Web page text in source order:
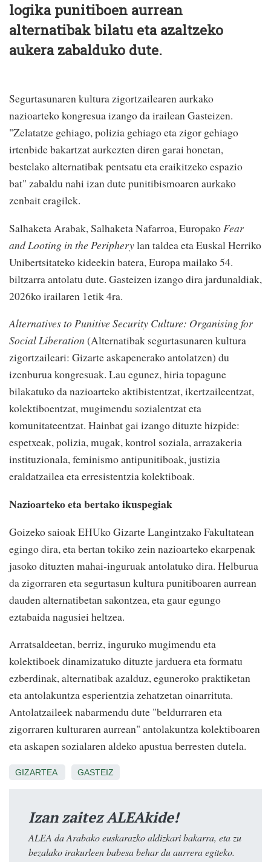
logika punitiboen aurrean
alternatibak bilatu eta azaltzeko
aukera zabalduko dute.
Segurtasunaren kultura zigortzailearen aurkako
nazioarteko kongresua izango da irailean Gasteizen.
"Zelatatze gehiago, polizia gehiago eta zigor gehiago
irtenbide bakartzat aurkezten diren garai honetan,
bestelako alternatibak pentsatu eta eraikitzeko espazio
bat" zabaldu nahi izan dute punitibismoaren aurkako
zenbait eragilek.
Salhaketa Arabak, Salhaketa Nafarroa, EuropakoFear
and Looting in the Peripherylan taldea eta Euskal Herriko
Unibertsitateko kideekin batera, Europa mailako 54.
biltzarra antolatu dute. Gasteizen izango dira jardunaldiak,
2026ko irailaren 1etik 4ra.
Alternatives to Punitive Security Culture: Organising for
Social Liberation (Alternatibak segurtasunaren kultura
zigortzaileari: Gizarte askapenerako antolatzen) du
izenburua kongresuak. Lau egunez, hiria topagune
bilakatuko da nazioarteko aktibistentzat, ikertzaileentzat,
kolektiboentzat, mugimendu sozialentzat eta
komunitateentzat. Hainbat gai izango dituzte hizpide:
espetxeak, polizia, mugak, kontrol soziala, arrazakeria
instituzionala, feminismo antipunitiboak, justizia
eraldatzailea eta erresistentzia kolektiboak.
Nazioarteko eta bertako ikuspegiak
Goizeko saioak EHUko Gizarte Langintzako Fakultatean
egingo dira, eta bertan tokiko zein nazioarteko ekarpenak
jasoko dituzten mahai‑inguruak antolatuko dira. Helburua
da zigorraren eta segurtasun kultura punitiboaren aurrean
dauden alternatibetan sakontzea, eta gaur egungo
eztabaida nagusiei heltzea.
Arratsaldeetan, berriz, inguruko mugimendu eta
kolektiboek dinamizatuko dituzte jarduera eta formatu
ezberdinak, alternatibak azalduz, eguneroko praktiketan
eta antolakuntza esperientzia zehatzetan oinarrituta.
Antolatzaileek nabarmendu dute "beldurraren eta
zigorraren kulturaren aurrean" antolakuntza kolektiboaren
eta askapen sozialaren aldeko apustua berresten dutela.
GIZARTEA GASTEIZ
Izan zaitez ALEAkide!
ALEA da Arabako euskarazko aldizkari bakarra, eta zu
bezalako irakurleen babesa behar du aurrera egiteko.